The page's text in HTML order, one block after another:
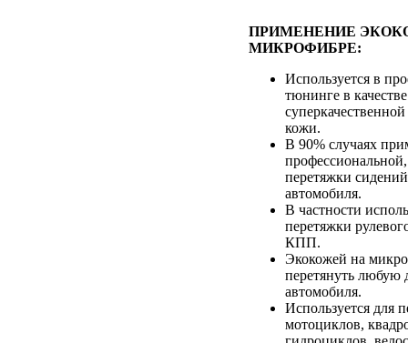
ПРИМЕНЕНИЕ
МИКРОФИБРЕ:
Используется в
тюнинге в
кожи.
В 90% случаях
перетяжки
автомобиля.
В частности
перетяжки
КПП.
Экокожей на
перетянуть любую
автомобиля.
Используется для
мотоциклов,